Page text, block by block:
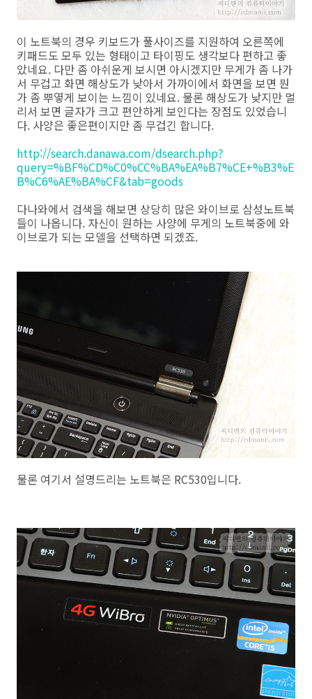
이 노트북의 경우 키보드가 풀사이즈를 지원하여 오른쪽에
키패드도 모두 있는 형태이고 타이핑도 생각보다 편하고 좋
았네요. 다만 좀 아쉬운게 보시면 아시겠지만 무게가 좀 나가
서 무겁고 화면 해상도가 낮아서 가까이에서 화면을 보면 뭔
가 좀 뿌옇게 보이는 느낌이 있네요. 물론 해상도가 낮지만 멀
리서 보면 글자가 크고 편안하게 보인다는 장점도 있었습니
다. 사양은 좋은편이지만 좀 무겁긴 합니다.
http://search.danawa.com/dsearch.php?
query=%BF%CD%C0%CC%BA%EA%B7%CE+%B3%E
B%C6%AE%BA%CF&tab=goods
다나와에서 검색을 해보면 상당히 많은 와이브로 삼성노트북
들이 나옵니다. 자신이 원하는 사양에 무게의 노트북중에 와
이브로가 되는 모델을 선택하면 되겠죠.
물론 여기서 설명드리는 노트북은 RC530입니다.